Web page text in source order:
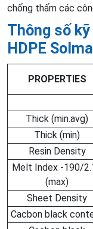
chống thấm các
Thông số
HDPE
PROPERTIES
Thick (min.avg)
Thick (min)
Resin Density
Melt Index -190/
(max)
Sheet Density
Cacbon black